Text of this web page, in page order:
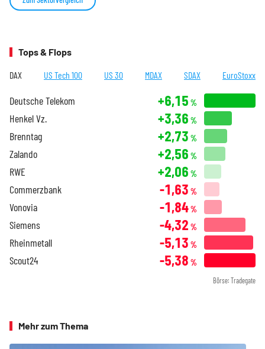
Tops & Flops
DAX US Tech 100 US 30 MDAX SDAX EuroStoxx
Deutsche Telekom +6,15 %
Henkel Vz. +3,36 %
Brenntag +2,73 %
Zalando +2,56 %
RWE +2,06 %
Commerzbank -1,63 %
Vonovia -1,84%
Siemens -4,32 %
Rheinmetall -5,13 %
Scout24 -5,38 %
Börse: Tradegate
Mehr zum Thema